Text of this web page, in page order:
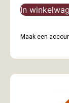
In
Maak een